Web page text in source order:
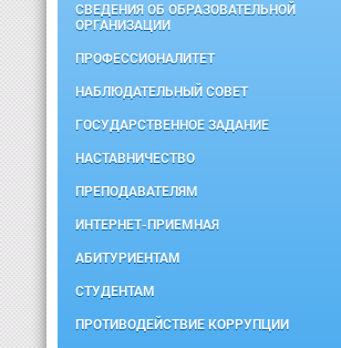
СВЕДЕНИЯ ОБ ОБРАЗОВАТЕЛЬНОЙ
ОРГАНИЗАЦИИ
ПРОФЕССИОНАЛИТЕТ
НАБЛЮДАТЕЛЬНЫЙ СОВЕТ
ГОСУДАРСТВЕННОЕ ЗАДАНИЕ
НАСТАВНИЧЕСТВО
ПРЕПОДАВАТЕЛЯМ
ИНТЕРНЕТ-ПРИЕМНАЯ
АБИТУРИЕНТАМ
СТУДЕНТАМ
ПРОТИВОДЕЙСТВИЕ КОРРУПЦИИ